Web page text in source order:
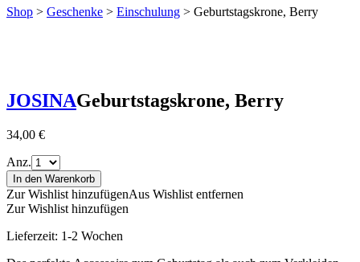
Shop > Geschenke > Einschulung > Geburtstagskrone, Berry
JOSINAGeburtstagskrone, Berry
34,00 €
Anz.
In den Warenkorb
Zur Wishlist hinzufügenAus Wishlist entfernen
Zur Wishlist hinzufügen
Lieferzeit: 1-2 Wochen